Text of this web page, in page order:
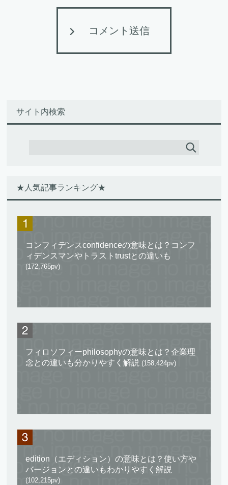
コメント送信
サイト内検索
★人気記事ランキング★
コンフィデンスconfidenceの意味とは？コンフ
ィデンスマンやトラストtrustとの違いも
(172,765pv)
フィロソフィーphilosophyの意味とは？企業理
念との違いも分かりやすく解説 (158,424pv)
edition（エディション）の意味とは？使い方や
バージョンとの違いもわかりやすく解説
(102,215pv)